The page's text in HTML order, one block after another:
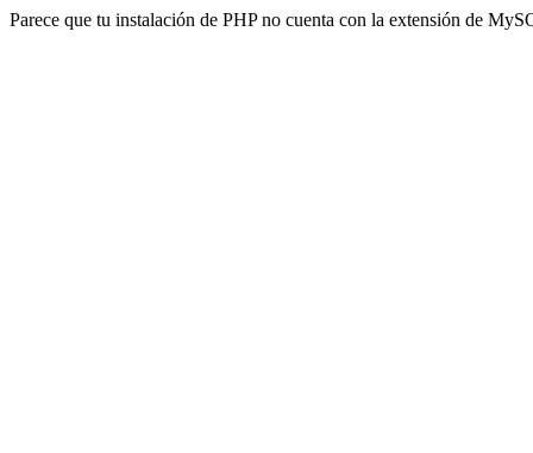
Parece que tu instalación de PHP no cuenta con la extensión de